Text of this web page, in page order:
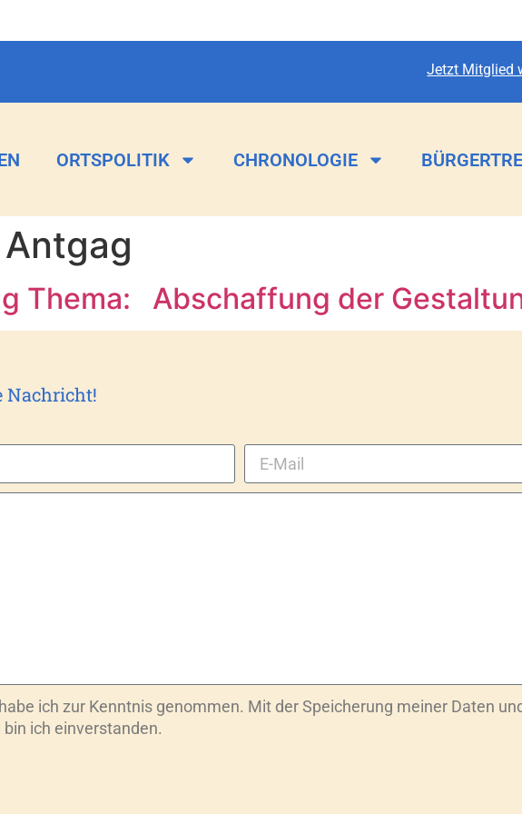
Jetzt Mitglied
ORTSPOLITIK CHRONOLOGIE
Antgag
Thema: Abschaffung der
Nachricht!
habe ich zur Kenntnis genommen. Mit der Speicherung meiner Daten
ich einverstanden.